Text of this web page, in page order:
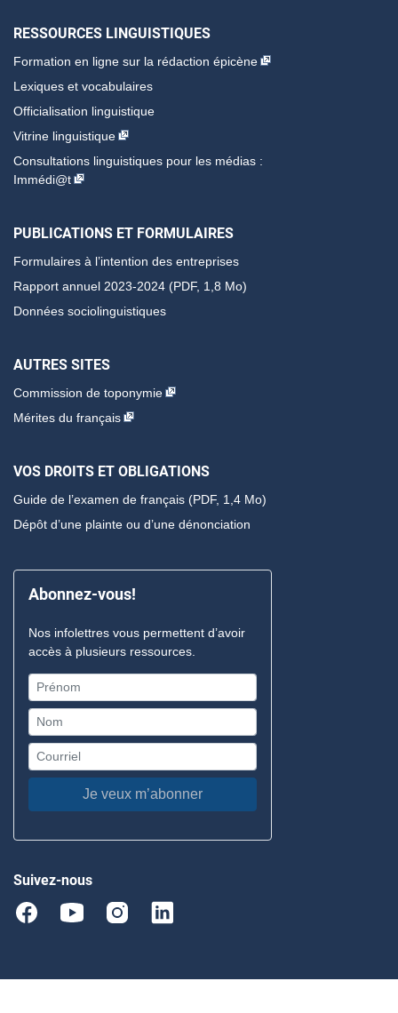
RESSOURCES LINGUISTIQUES
Formation en ligne sur la rédaction épicène
Lexiques et vocabulaires
Officialisation linguistique
Vitrine linguistique
Consultations linguistiques pour les médias :
Immédi@t
PUBLICATIONS ET FORMULAIRES
Formulaires à l’intention des entreprises
Rapport annuel 2023-2024 (PDF, 1,8 Mo)
Données sociolinguistiques
AUTRES SITES
Commission de toponymie
Mérites du français
VOS DROITS ET OBLIGATIONS
Guide de l’examen de français (PDF, 1,4 Mo)
Dépôt d’une plainte ou d’une dénonciation
Abonnez-vous!
Nos infolettres vous permettent d’avoir
accès à plusieurs ressources.
Je veux m’abonner
Suivez-nous